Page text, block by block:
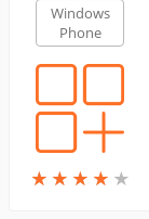
Windows
Phone
★ ★ ★ ★ ★
★ ★ ★ ★ ★